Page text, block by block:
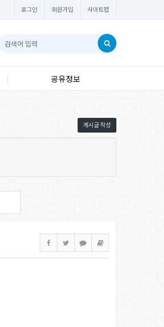
로그인 회원가입 사이트맵
공유정보
게시글 작성